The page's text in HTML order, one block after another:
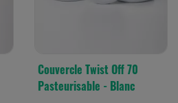
Couvercle Twist Off 70
Pasteurisable - Blanc